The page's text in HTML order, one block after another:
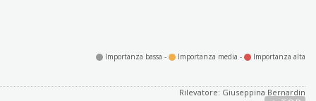
Importanza bassa - Importanza media - Importanza alta
Rilevatore: Giuseppina Bernardin